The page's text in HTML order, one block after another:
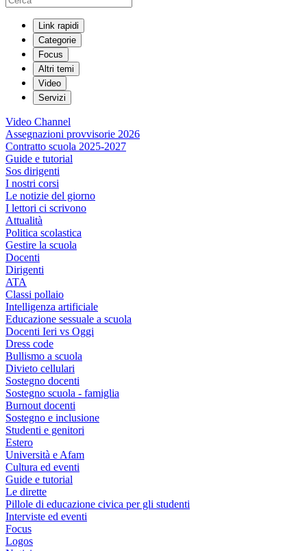
Link rapidi
Categorie
Focus
Altri temi
Video
Servizi
Video Channel
Assegnazioni provvisorie 2026
Contratto scuola 2025-2027
Guide e tutorial
Sos dirigenti
I nostri corsi
Le notizie del giorno
I lettori ci scrivono
Attualità
Politica scolastica
Gestire la scuola
Docenti
Dirigenti
ATA
Classi pollaio
Intelligenza artificiale
Educazione sessuale a scuola
Docenti Ieri vs Oggi
Dress code
Bullismo a scuola
Divieto cellulari
Sostegno docenti
Sostegno scuola - famiglia
Burnout docenti
Sostegno e inclusione
Studenti e genitori
Estero
Università e Afam
Cultura ed eventi
Guide e tutorial
Le dirette
Pillole di educazione civica per gli studenti
Interviste ed eventi
Focus
Logos